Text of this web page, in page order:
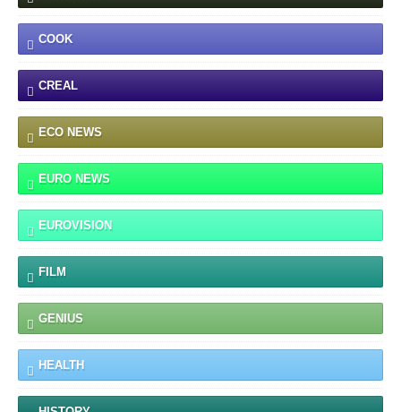
COOK
CREAL
ECO NEWS
EURO NEWS
EUROVISION
FILM
GENIUS
HEALTH